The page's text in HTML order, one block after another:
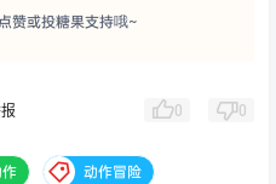
赞或投糖果支持哦~
0 0
动作冒险